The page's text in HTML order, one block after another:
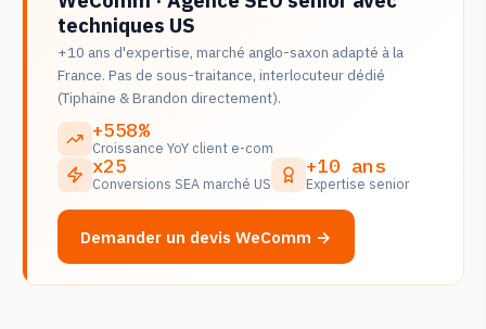
techniques US
+10 ans d'expertise, marché anglo-saxon adapté à la
France. Pas de sous-traitance, interlocuteur dédié
(Tiphaine & Brandon directement).
+558%
Croissance YoY client e-com
x25
Conversions SEA marché US
+10 ans
Expertise senior
Demander un devis WeComm →